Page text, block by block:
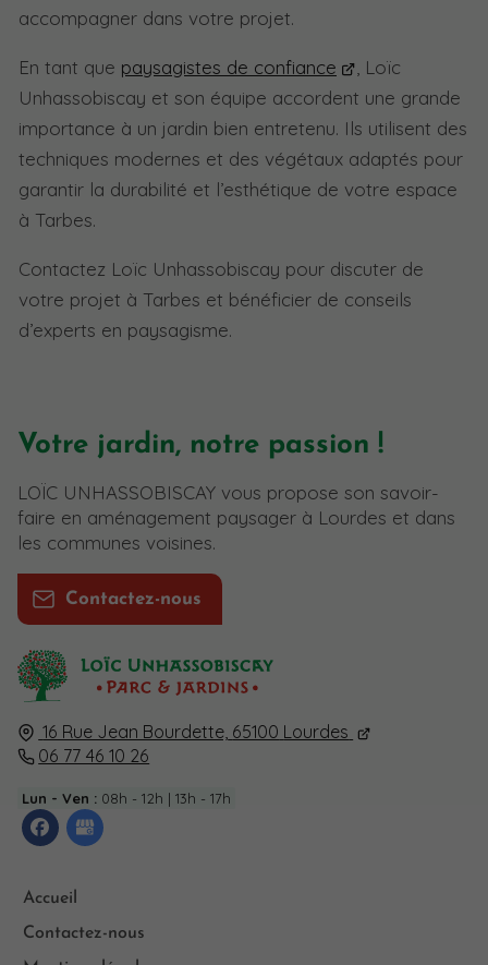
accompagner dans votre projet.
En tant que paysagistes de confiance
, Loïc
Unhassobiscay et son équipe accordent une grande
importance à un jardin bien entretenu. Ils utilisent des
techniques modernes et des végétaux adaptés pour
garantir la durabilité et l’esthétique de votre espace
à Tarbes.
Contactez Loïc Unhassobiscay pour discuter de
votre projet à Tarbes et bénéficier de conseils
d’experts en paysagisme.
16 Rue Jean Bourdette, 65100 Lourdes
06 77 46 10 26
Lun - Ven : 08h - 12h | 13h - 17h
Accueil
Contactez-nous
Votre jardin, notre passion !
LOÏC UNHASSOBISCAY vous propose son savoir-
faire en aménagement paysager à Lourdes et dans
les communes voisines.
Contactez-nous